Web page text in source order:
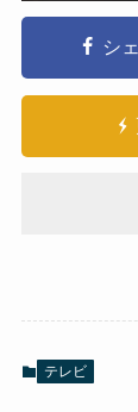
シ
テレビ